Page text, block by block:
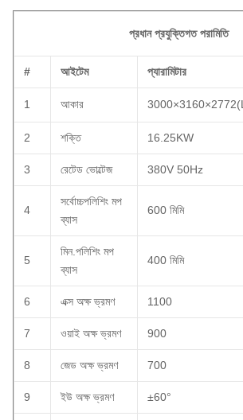
প্রধান প্রযুক্তিগত পরামিতি
# আইটেম প্যারামিটার
1 আকার
2 শক্তি 16.25KW
3 রেটেড ভোল্টেজ 380V 50Hz
4
সর্বোচ্চপলিশিং মপ
ব্যাস
600 মিমি
5
মিন.পলিশিং মপ
ব্যাস
400 মিমি
6 এক্স অক্ষ ভ্রমণ 1100
7 ওয়াই অক্ষ ভ্রমণ 900
8 জেড অক্ষ ভ্রমণ 700
9 ইউ অক্ষ ভ্রমণ ±60°